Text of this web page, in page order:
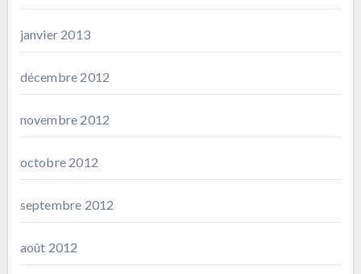
janvier 2013
décembre 2012
novembre 2012
octobre 2012
septembre 2012
août 2012